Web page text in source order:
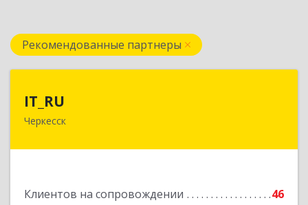
Рекомендованные партнеры
IT_RU
Черкесск
Клиентов на сопровождении 46